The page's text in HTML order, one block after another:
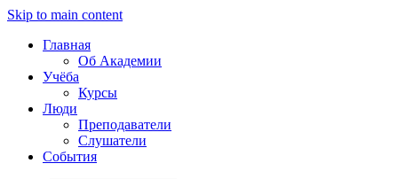
Skip to main content
Главная
Об Академии
Учёба
Курсы
Люди
Преподаватели
Слушатели
События